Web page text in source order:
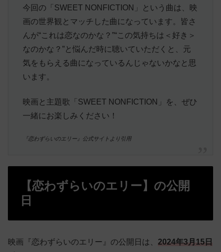
今回の「SWEET NONFICTION」という曲は、映
画の世界観とマッチした曲になっています。皆さ
んが“これは恋なのかな？”“この気持ちは＜好き＞
なのかな？”と悩んだ時に聴いていただくと、元
気をもらえる曲になっているんじゃないかなと思
います。
映画と主題歌「SWEET NONFICTION」を、ぜひ
一緒にお楽しみください！
『恋わずらいのエリー』公式サイトより引用
【恋わずらいのエリー】の公開
日
映画『恋わずらいのエリー』の公開日は、 2024年3月15日